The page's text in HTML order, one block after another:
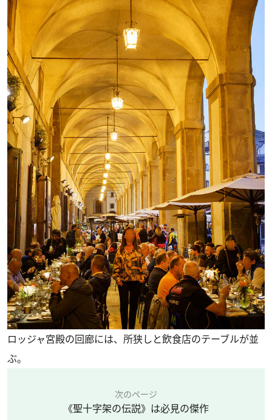
ロッジャ宮殿の回廊には、所狭しと飲食店のテーブルが並
ぶ。
次のページ
《聖十字架の伝説》は必見の傑作